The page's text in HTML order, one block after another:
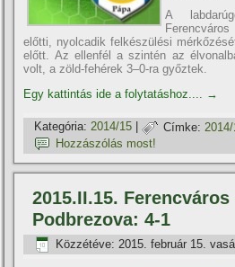
A
előtti, nyolcadik felkészülési
előtt. Az ellenfél a szintén az
volt, a zöld-fehérek 3–0-ra győztek.
Egy kattintás ide a folytatáshoz.... →
Kategória: 2014/15 | Címke:
Hozzászólás most!
2015.II.15. Ferencváros
Podbrezova: 4-1
Közzétéve: 2015. február 15.